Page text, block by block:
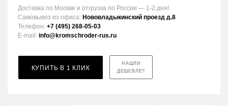
Доставка по Москве и отгрузка по России — 1-2 дня!
Самовывоз из офиса: Нововладыкинский проезд д.8
Телефон: +7 (495) 268-05-03
E-mail: info@kromschroder-rus.ru
КУПИТЬ В 1 КЛИК
НАШЛИ
ДЕШЕВЛЕ?